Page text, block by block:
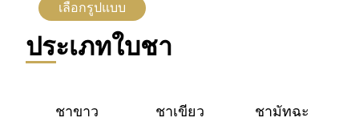
เลือกรูปแบบ
ประเภทใบชา
ชาขาว ชาเขียว ชามัทฉะ